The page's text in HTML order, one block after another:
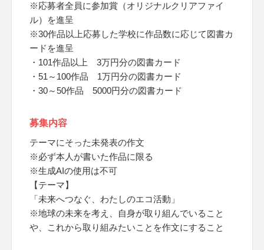
※応募者全員に参加賞（オリジナルクリアファイ
ル）を進呈
※30作品以上応募した学校に作品数に応じて図書カ
ードを進呈
・101作品以上 3万円分の図書カード
・51～100作品 1万円分の図書カード
・30～50作品 5000円分の図書カード
募集内容
テーマにそった未発表の作文
※必ず本人が書いた作品に限る
※生成AIの使用は不可
【テーマ】
「未来へつなぐ、わたしのエコ活動」
※地球の未来を考え、自身が取り組んでいること
や、これから取り組みたいことを作文にすること